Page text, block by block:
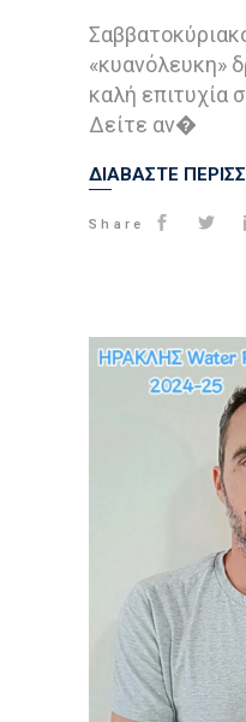
«κυανόλευκη»
καλή επιτυχία
Δείτε αν�
ΔΙΑΒΑΣΤΕ
Share